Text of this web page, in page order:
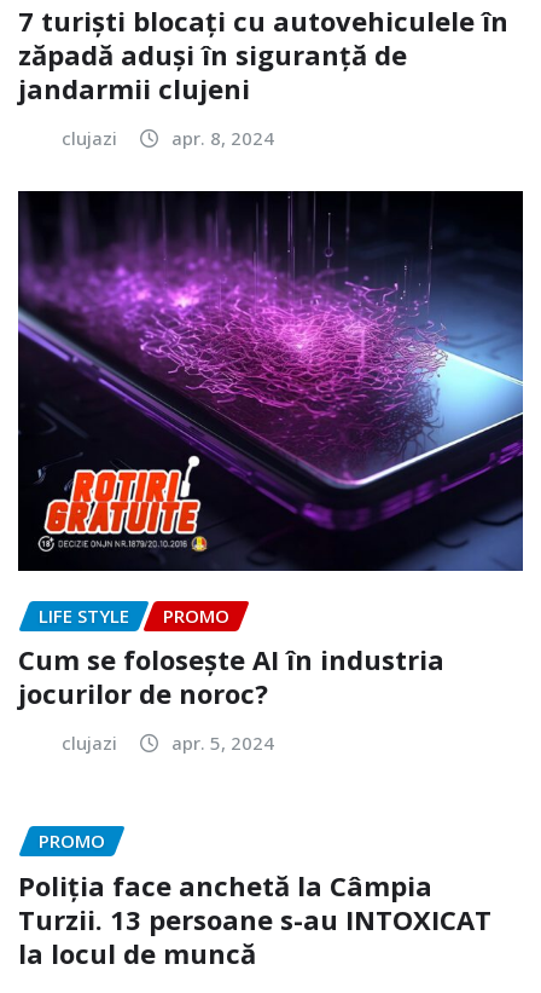
7 turiști blocați cu autovehiculele în
zăpadă aduși în siguranță de
jandarmii clujeni
clujazi apr. 8, 2024
LIFE STYLE PROMO
Cum se folosește AI în industria
jocurilor de noroc?
clujazi apr. 5, 2024
PROMO
Poliția face anchetă la Câmpia
Turzii. 13 persoane s-au INTOXICAT
la locul de muncă